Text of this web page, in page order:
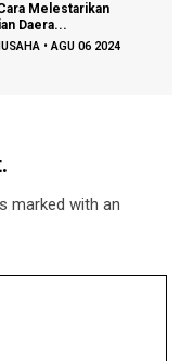
Melestarikan
Daera...
•AGU 06 2024
marked with an